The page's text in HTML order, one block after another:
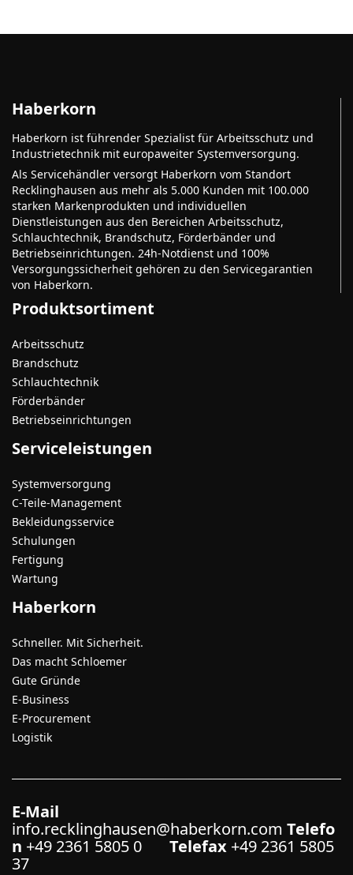
Haberkorn
Haberkorn ist führender Spezialist für Arbeitsschutz und
Industrietechnik mit europaweiter Systemversorgung.
Als Servicehändler versorgt Haberkorn vom Standort
Recklinghausen aus mehr als 5.000 Kunden mit 100.000
starken Markenprodukten und individuellen
Dienstleistungen aus den Bereichen Arbeitsschutz,
Schlauchtechnik, Brandschutz, Förderbänder und
Betriebseinrichtungen. 24h-Notdienst und 100%
Versorgungssicherheit gehören zu den Servicegarantien
von Haberkorn.
Produktsortiment
Arbeitsschutz
Brandschutz
Schlauchtechnik
Förderbänder
Betriebseinrichtungen
Serviceleistungen
Systemversorgung
C-Teile-Management
Bekleidungsservice
Schulungen
Fertigung
Wartung
Haberkorn
Schneller. Mit Sicherheit.
Das macht Schloemer
Gute Gründe
E-Business
E-Procurement
Logistik
E-Mail
info.recklinghausen@haberkorn.com Telefo
n +49 2361 5805 0 Telefax +49 2361 5805
37